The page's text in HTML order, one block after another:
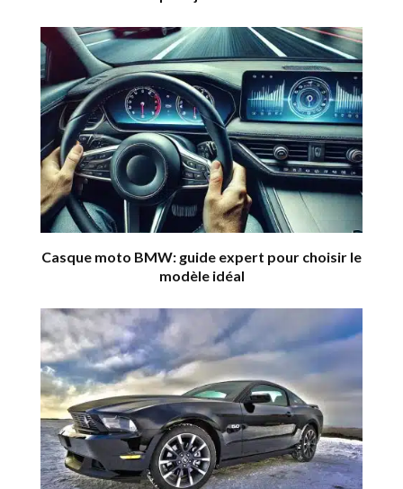
Casque moto BMW: guide expert pour choisir le
modèle idéal